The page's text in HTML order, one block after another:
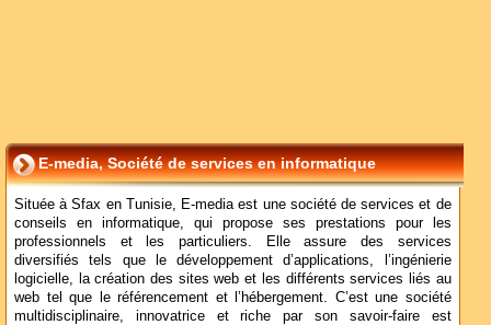
E-media, Société de services en informatique
Située à Sfax en Tunisie, E-media est une société de services et de
conseils en informatique, qui propose ses prestations pour les
professionnels et les particuliers. Elle assure des services
diversifiés tels que le développement d’applications, l’ingénierie
logicielle, la création des sites web et les différents services liés au
web tel que le référencement et l’hébergement. C’est une société
multidisciplinaire, innovatrice et riche par son savoir-faire est